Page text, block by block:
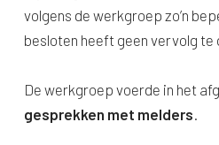
volgens de werkgroep zo’n
besloten heeft geen vervolg te
De werkgroep voerde in het
gesprekken met melders.